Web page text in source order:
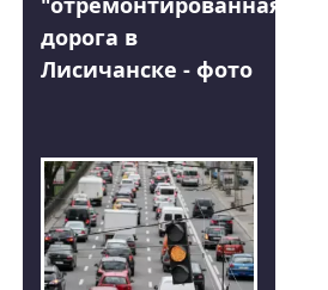
дорога в
Лисичанске - фото